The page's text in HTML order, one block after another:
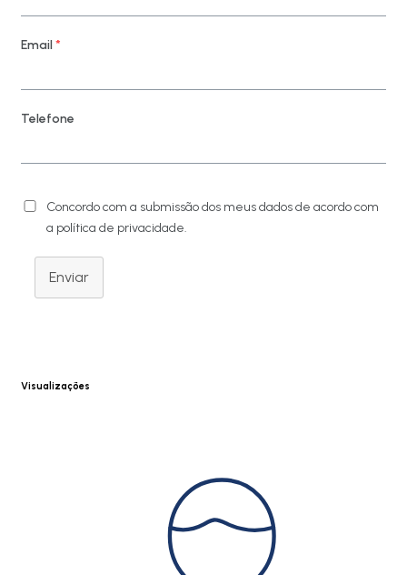
Email*
Telefone
Concordo com a submissão dos meus dados de acordo com
a política de privacidade.
Enviar
Visualizações